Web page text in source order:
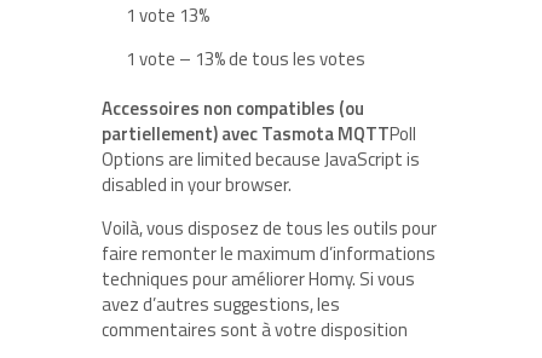
1 vote 13%
1 vote – 13% de tous les votes
Accessoires non compatibles (ou
partiellement) avec Tasmota MQTTPoll
Options are limited because JavaScript is
disabled in your browser.
Voilà, vous disposez de tous les outils pour
faire remonter le maximum d’informations
techniques pour améliorer Homy. Si vous
avez d’autres suggestions, les
commentaires sont à votre disposition